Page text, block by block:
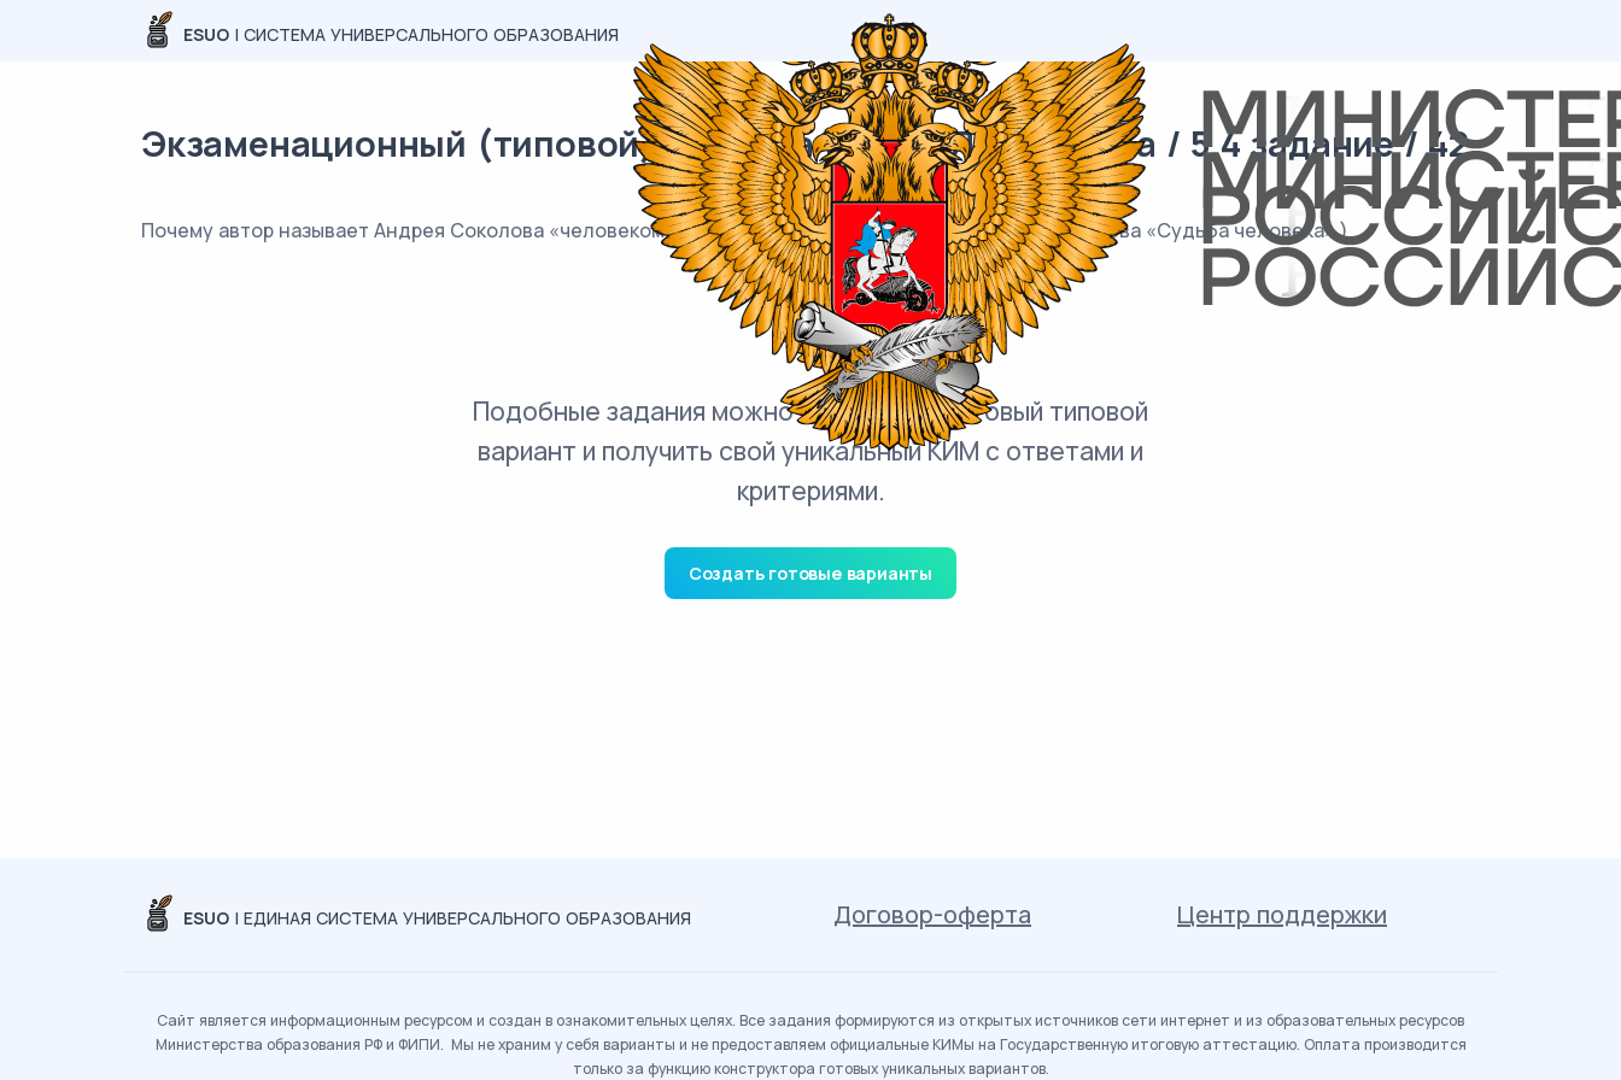
ESUO | СИСТЕМА УНИВЕРСАЛЬНОГО ОБРАЗОВАНИЯ
Экзаменационный (типовой) материал ОГЭ / Литература / 5.4 задание / 42
Почему автор называет Андрея Соколова «человеком несгибаемой воли»? (По рассказу М. А. Шолохова «Судьба человека».)
Подобные задания можно добавить в готовый типовой
вариант и получить свой уникальный КИМ с ответами и
критериями.
Создать готовые варианты
ESUO | ЕДИНАЯ СИСТЕМА УНИВЕРСАЛЬНОГО ОБРАЗОВАНИЯ Договор-оферта Центр поддержки
Сайт является информационным ресурсом и создан в ознакомительных целях. Все задания формируются из открытых источников сети интернет и из образовательных ресурсов
Министерства образования РФ и ФИПИ. Мы не храним у себя варианты и не предоставляем официальные КИМы на Государственную итоговую аттестацию. Оплата производится
только за функцию конструктора готовых уникальных вариантов.